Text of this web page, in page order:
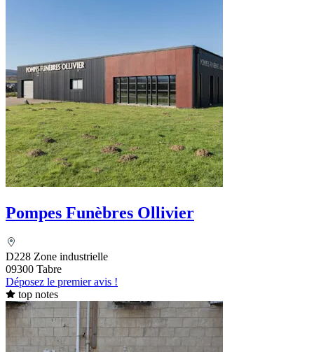
Pompes Funèbres Ollivier
D228 Zone industrielle
09300 Tabre
Déposez le premier avis !
top notes